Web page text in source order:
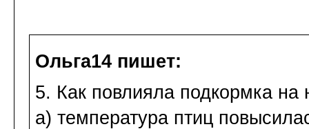
Ольга14 пишет:
5. Как повлияла подкормка
а) температура птиц